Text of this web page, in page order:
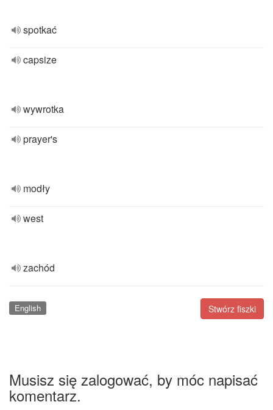
spotkać
capsize
wywrotka
prayer's
modły
west
zachód
Stwórz fiszki
English
Musisz się zalogować, by móc napisać
komentarz.